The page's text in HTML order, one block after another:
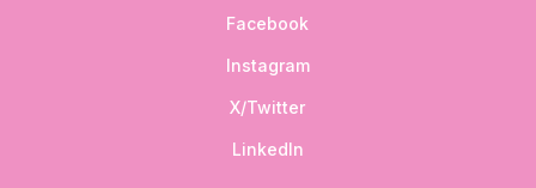
Facebook
Instagram
X/Twitter
LinkedIn